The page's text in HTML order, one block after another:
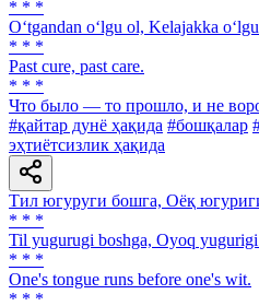
* * *
O‘tgandan o‘lgu ol, Kelajakka
* * *
Past cure, past care.
* * *
Что было — то прошло, и не
#қайтар дунё ҳақида #бошқалар
эҳтиётсизлик ҳақида
Тил югуруги бошга, Оёқ
* * *
Til yugurugi boshga, Oyoq yugurigi
* * *
One's tongue runs before one's wit.
* * *